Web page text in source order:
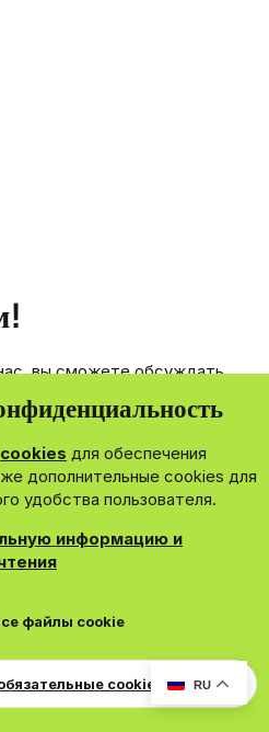
RU
вы сможете обсуждать,
Обратная связь
Поддержка
Soundmain
Условия и правила
cookies для обеспечения
дополнительные cookies для
удобства пользователя.
информацию и
файлы cookie
cookie